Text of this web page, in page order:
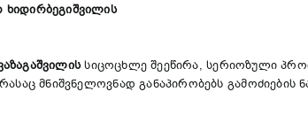
ხიდირბეგიშვილის
სიცოცხლე შეეწირა, სერიოზული
მნიშვნელოვნად განაპირობებს